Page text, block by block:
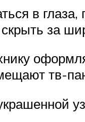
в
за
тв-